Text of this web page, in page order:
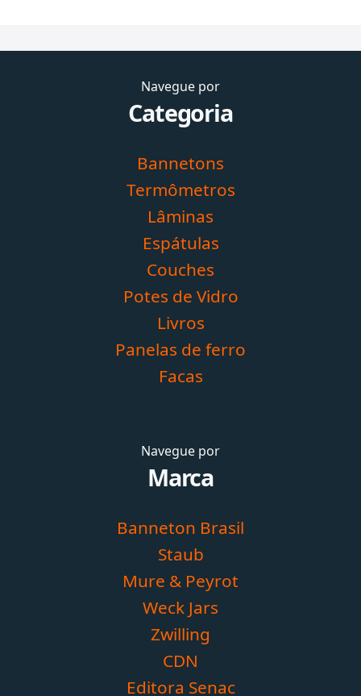
Navegue por
Categoria
Bannetons
Termômetros
Lâminas
Espátulas
Couches
Potes de Vidro
Livros
Panelas de ferro
Facas
Navegue por
Marca
Banneton Brasil
Staub
Mure & Peyrot
Weck Jars
Zwilling
CDN
Editora Senac